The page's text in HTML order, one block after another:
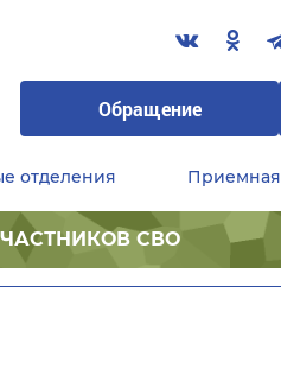
Обращение
отделения Приемная
СВО